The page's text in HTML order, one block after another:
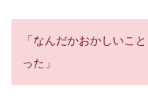
「なんだかおかしいこ
った」